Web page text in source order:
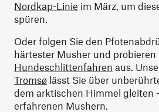
Nordkap-Linie im März, um
spüren.
Oder folgen Sie den
härtester Musher und probieren
Hundeschlittenfahren aus.
Tromsø lässt Sie über
dem arktischen Himmel gleiten
erfahrenen Mushern.